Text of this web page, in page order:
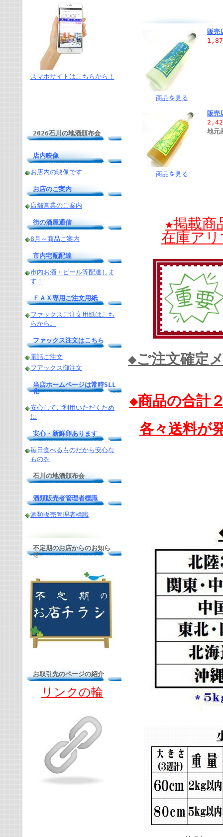
スマホサイトはこちらから！
2026石川の地酒頒布会
店内映像
お店内の映像です
お店のご案内
店舗営業のご案内
街の酒屋通信
8月～商品ご案内
市内宅配配達
市内お酒・ビール等配達しま
す！
ＦＡＸ専用ご注文用紙
ファックスご注文用紙はこち
らから。
ファックス注文はこちら
電話ご注文
フアックス御注文
当店ホームページは常時SLL
化
安心してご利用いただくため
に
安心・新鮮卵あります
毎日食べるものだから安心な
ものを
石川の地酒頒布会
酒類販売者管理者標識
酒類販売管理者標識
不定期のお店からのお知ら
せ
お取引先のページの紹介
リンクの輪
商品を見る
販売
商品を見る
販売
地元
★掲載商
在庫ア
◆ご注文確定
◆商品の合計
各々送料が